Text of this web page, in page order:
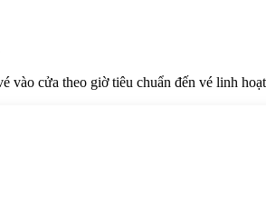
vào cửa theo giờ tiêu chuẩn đến vé linh